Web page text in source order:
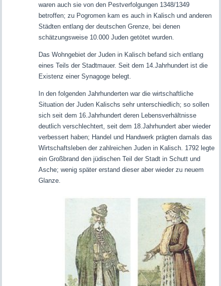
waren auch sie von den Pestverfolgungen 1348/1349
betroffen; zu Pogromen kam es auch in Kalisch und anderen
Städten entlang der deutschen Grenze, bei denen
schätzungsweise 10.000 Juden getötet wurden.
Das Wohngebiet der Juden in Kalisch befand sich entlang
eines Teils der Stadtmauer. Seit dem 14.Jahrhundert ist die
Existenz einer Synagoge belegt.
In den folgenden Jahrhunderten war die wirtschaftliche
Situation der Juden Kalischs sehr unterschiedlich; so sollen
sich seit dem 16.Jahrhundert deren Lebensverhältnisse
deutlich verschlechtert, seit dem 18.Jahrhundert aber wieder
verbessert haben; Handel und Handwerk prägten damals das
Wirtschaftsleben der zahlreichen Juden in Kalisch. 1792 legte
ein Großbrand den jüdischen Teil der Stadt in Schutt und
Asche; wenig später erstand dieser aber wieder zu neuem
Glanze.